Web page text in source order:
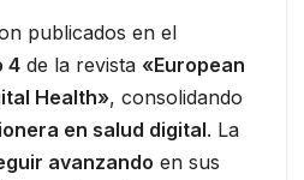
publicados en el
4 de la revista «European
Health», consolidando
en salud digital. La
avanzando en sus